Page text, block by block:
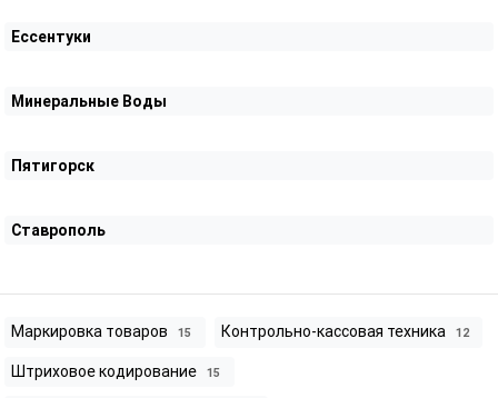
Ессентуки
Минеральные Воды
Пятигорск
Ставрополь
Маркировка товаров 15 Контрольно-кассовая техника 12
Штриховое кодирование 15